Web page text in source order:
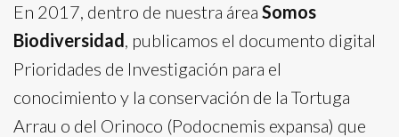
En 2017, dentro de nuestra área Somos
Biodiversidad, publicamos el documento digital
Prioridades de Investigación para el
conocimiento y la conservación de la Tortuga
Arrau o del Orinoco (Podocnemis expansa) que